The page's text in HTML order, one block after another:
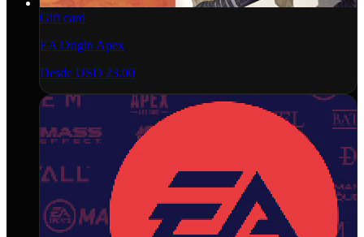
Gift card
EA Origin Apex
Desde USD 23.00